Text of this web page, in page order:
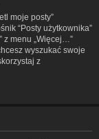
moje posty”
“Posty użytkownika”
z menu „Więcej…”
wyszukać swoje
z